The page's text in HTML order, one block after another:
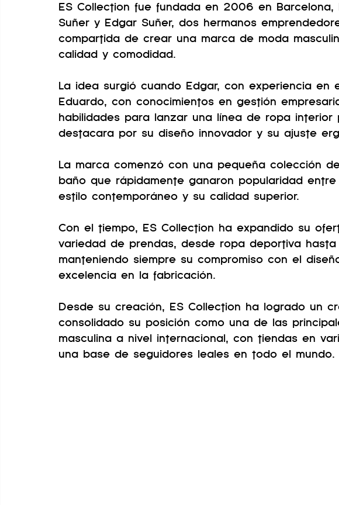
ES Collection fue fundada en 2006 en Barcelona,
Suñer y Edgar Suñer, dos hermanos
compartida de crear una marca de moda
calidad y comodidad.
La idea surgió cuando Edgar, con experiencia en
Eduardo, con conocimientos en gestión
habilidades para lanzar una línea de ropa interior
destacara por su diseño innovador y su ajuste
La marca comenzó con una pequeña colección
baño que rápidamente ganaron popularidad
estilo contemporáneo y su calidad superior.
Con el tiempo, ES Collection ha expandido su
variedad de prendas, desde ropa deportiva hasta
manteniendo siempre su compromiso con el
excelencia en la fabricación.
Desde su creación, ES Collection ha logrado un
consolidado su posición como una de las
masculina a nivel internacional, con tiendas en
una base de seguidores leales en todo el mundo.